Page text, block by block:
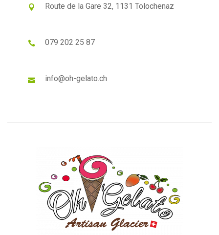
Route de la Gare 32, 1131 Tolochenaz
079 202 25 87
info@oh-gelato.ch